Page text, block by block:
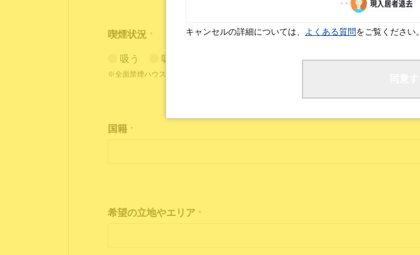
喫煙状況 *
吸う 吸わない
※全面禁煙ハウスには喫煙者の方はご入居いただけませんのでご了承ください。
国籍 *
希望の立地やエリア *
キャンセルの詳細については、 よくある質問をご覧ください。